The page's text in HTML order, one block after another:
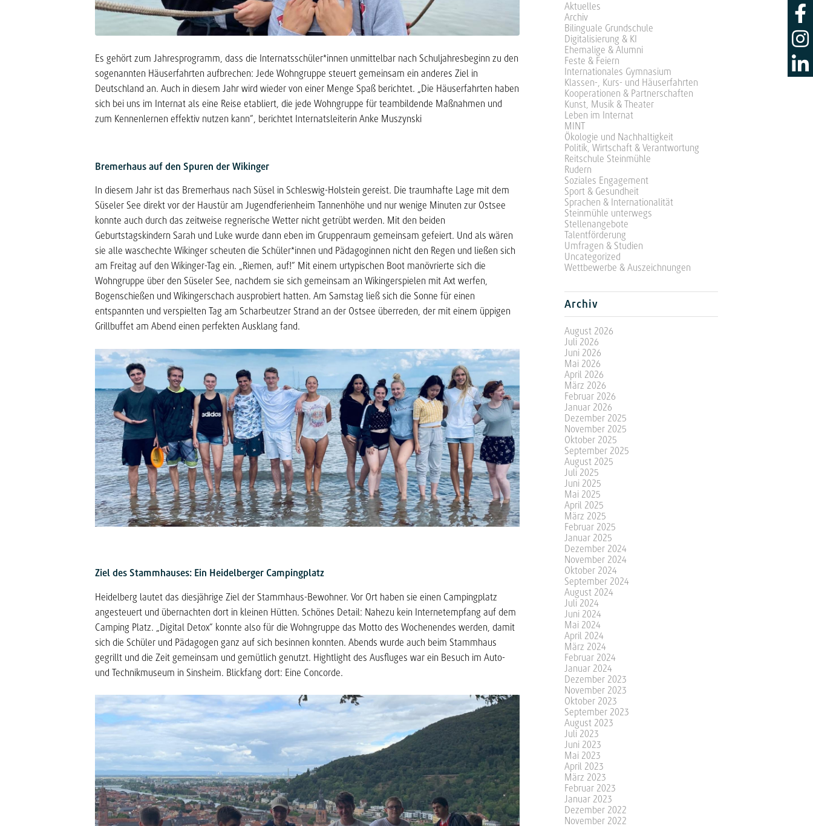
Es gehört zum Jahresprogramm, dass die Internatsschüler*innen unmittelbar nach Schuljahresbeginn zu den
sogenannten Häuserfahrten aufbrechen: Jede Wohngruppe steuert gemeinsam ein anderes Ziel in
Deutschland an. Auch in diesem Jahr wird wieder von einer Menge Spaß berichtet. „Die Häuserfahrten haben
sich bei uns im Internat als eine Reise etabliert, die jede Wohngruppe für teambildende Maßnahmen und
zum Kennenlernen effektiv nutzen kann“, berichtet Internatsleiterin Anke Muszynski
Bremerhaus auf den Spuren der Wikinger
In diesem Jahr ist das Bremerhaus nach Süsel in Schleswig-Holstein gereist. Die traumhafte Lage mit dem
Süseler See direkt vor der Haustür am Jugendferienheim Tannenhöhe und nur wenige Minuten zur Ostsee
konnte auch durch das zeitweise regnerische Wetter nicht getrübt werden. Mit den beiden
Geburtstagskindern Sarah und Luke wurde dann eben im Gruppenraum gemeinsam gefeiert. Und als wären
sie alle waschechte Wikinger scheuten die Schüler*innen und Pädagoginnen nicht den Regen und ließen sich
am Freitag auf den Wikinger-Tag ein. „Riemen, auf!“ Mit einem urtypischen Boot manövrierte sich die
Wohngruppe über den Süseler See, nachdem sie sich gemeinsam an Wikingerspielen mit Axt werfen,
Bogenschießen und Wikingerschach ausprobiert hatten. Am Samstag ließ sich die Sonne für einen
entspannten und verspielten Tag am Scharbeutzer Strand an der Ostsee überreden, der mit einem üppigen
Grillbuffet am Abend einen perfekten Ausklang fand.
Ziel des Stammhauses: Ein Heidelberger Campingplatz
Heidelberg lautet das diesjährige Ziel der Stammhaus-Bewohner. Vor Ort haben sie einen Campingplatz
angesteuert und übernachten dort in kleinen Hütten. Schönes Detail: Nahezu kein Internetempfang auf dem
Camping Platz. „Digital Detox“ konnte also für die Wohngruppe das Motto des Wochenendes werden, damit
sich die Schüler und Pädagogen ganz auf sich besinnen konnten. Abends wurde auch beim Stammhaus
gegrillt und die Zeit gemeinsam und gemütlich genutzt. Hightlight des Ausfluges war ein Besuch im Auto-
und Technikmuseum in Sinsheim. Blickfang dort: Eine Concorde.
Aktuelles
Archiv
Bilinguale Grundschule
Digitalisierung & KI
Ehemalige & Alumni
Feste & Feiern
Internationales Gymnasium
Klassen-, Kurs- und Häuserfahrten
Kooperationen & Partnerschaften
Kunst, Musik & Theater
Leben im Internat
MINT
Ökologie und Nachhaltigkeit
Politik, Wirtschaft & Verantwortung
Reitschule Steinmühle
Rudern
Soziales Engagement
Sport & Gesundheit
Sprachen & Internationalität
Steinmühle unterwegs
Stellenangebote
Talentförderung
Umfragen & Studien
Uncategorized
Wettbewerbe & Auszeichnungen
Archiv
August 2026
Juli 2026
Juni 2026
Mai 2026
April 2026
März 2026
Februar 2026
Januar 2026
Dezember 2025
November 2025
Oktober 2025
September 2025
August 2025
Juli 2025
Juni 2025
Mai 2025
April 2025
März 2025
Februar 2025
Januar 2025
Dezember 2024
November 2024
Oktober 2024
September 2024
August 2024
Juli 2024
Juni 2024
Mai 2024
April 2024
März 2024
Februar 2024
Januar 2024
Dezember 2023
November 2023
Oktober 2023
September 2023
August 2023
Juli 2023
Juni 2023
Mai 2023
April 2023
März 2023
Februar 2023
Januar 2023
Dezember 2022
November 2022